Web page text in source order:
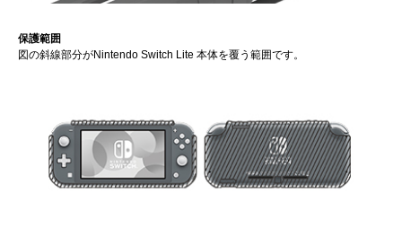
保護範囲
図の斜線部分がNintendo Switch Lite 本体を覆う範囲です。